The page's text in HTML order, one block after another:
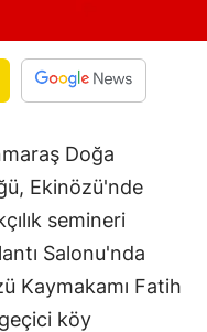
Doğa
Ekinözü'nde
semineri
Salonu'nda
Kaymakamı Fatih
köy